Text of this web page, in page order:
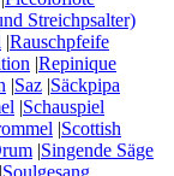
Streichpsalter)
|Rauschpfeife
|Repinique
|Saz |Säckpipa
|Schauspiel
|Scottish
|Singende Säge